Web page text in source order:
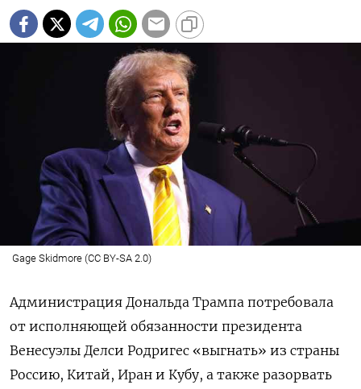
Gage Skidmore (CC BY-SA 2.0)
Администрация Дональда Трампа потребовала
от исполняющей обязанности президента
Венесуэлы Делси Родригес «выгнать» из страны
Россию, Китай, Иран и Кубу, а также разорвать